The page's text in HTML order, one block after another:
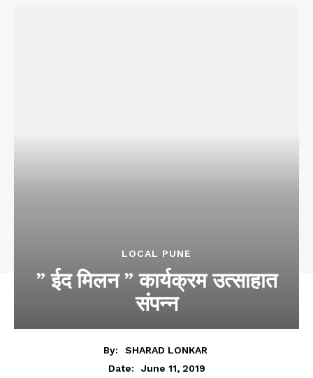
LOCAL PUNE
” ईद मिलन ” कार्यक्रम उत्साहात
संपन्न
By:
SHARAD LONKAR
Date:
June 11, 2019